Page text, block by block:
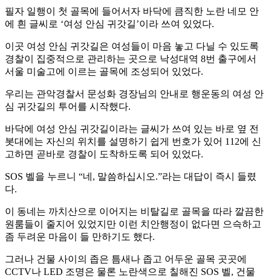
필자 일행이 첫 골목에 들어서자 바닥에 큼직한 노란 네모 안
에 흰 글씨로 ‘여성 안심 귀갓길’이라 쓰여 있었다.
이곳 여성 안심 귀갓길은 여성들이 마음 놓고 다닐 수 있도록
경찰이 집중적으로 관리하는 곳으로 낙성대역 8번 출구에서
서울 미술고에 이르는 골목에 조성되어 있었다.
우리는 관악경찰서 문성화 경장님의 안내로 행운동의 여성 안
심 귀갓길의 투어를 시작했다.
바닥에 여성 안심 귀갓길이라는 글씨가 쓰여 있는 바로 옆 전
봇대에는 자신의 위치를 설명하기 쉽게 번호가 있어 112에 신
고하면 곧바로 경찰이 도착하도록 되어 있었다.
SOS 벨을 누르니 “네, 말씀하십시오.”라는 대답이 즉시 들렸
다.
이 동네는 까치산으로 이어지는 비탈길로 골목을 따라 깔끔한
원룸들이 줄지어 있었지만 이런 치안행정이 없다면 으슥하고
좀 두려운 마음이 들 만하기도 했다.
그러나 건물 사이의 좁은 틈새나 좁고 어두운 골목 곳곳에
CCTV나 LED 조명은 물론 노란색으로 칠해진 SOS 벨, 건물